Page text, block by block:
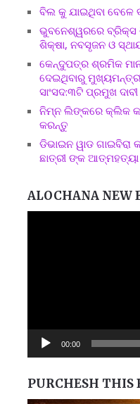
ବିଲ କୁ ଯାଇଥିବା ବେଳେ
ଭୁବନେଶ୍ୱରରେ ବ୍ରିକ୍ସ
ଶିକ୍ଷା, ନବସୃଜନ ଓ
କେନ୍ଦୁପତ୍ର ଶ୍ରମିକ
ଦେଇଥିବାରୁ
ସାଂସଦ:୩ଟି ପ୍ରମୁଖ
ନିମ୍ନ ଲିଙ୍କରେ କ୍ଲିକ
କରନ୍ତୁ
ଡିଭାଇନ ୱାଡ ଗାଇବିରା
ଛାତ୍ରୀ ଙ୍କ ଆତ୍ମହତ୍ୟା
ALOCHANA NEW
00:00
PURCHESH THIS